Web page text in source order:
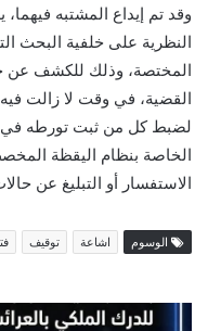
وقد تم إيداع المشتبه
النظرية على خلفية البحث
المختصة، وذلك للكشف عن
القضية، في وقت لا زالت
لضبط كل من ثبت تورطه في
الخاصة بنظام اليقظة
الاستفسار أو التبليغ عن
الوسوم اشاعة توقيف
بمناسبة